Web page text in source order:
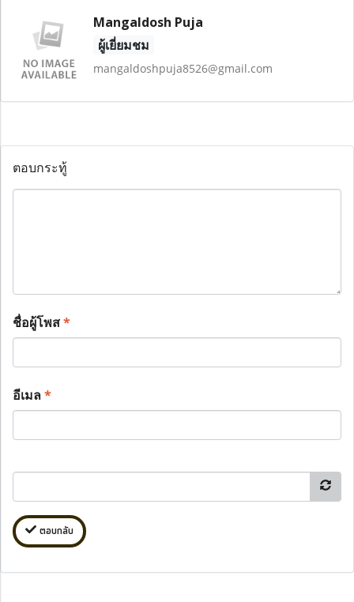
Mangaldosh Puja
ผู้เยี่ยมชม
mangaldoshpuja8526@gmail.com
ตอบกระทู้
ชื่อผู้โพส*
อีเมล*
ตอบกลับ